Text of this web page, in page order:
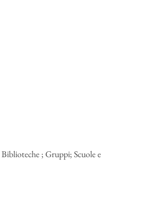
; Gruppi; Scuole e